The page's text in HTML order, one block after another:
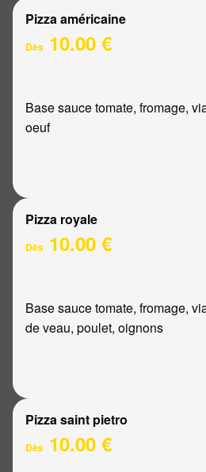
Pizza américaine
Dès 10.00 €
Base sauce tomate, fromage,
oeuf
Pizza royale
Dès 10.00 €
Base sauce tomate, fromage,
de veau, poulet, oignons
Pizza saint pietro
Dès 10.00 €